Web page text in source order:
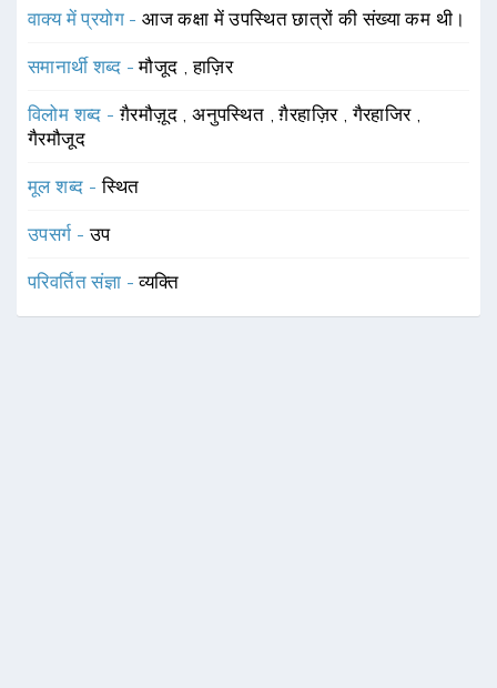
वाक्य में प्रयोग -आज कक्षा में उपस्थित छात्रों की संख्या कम थी।
समानार्थी शब्द -मौजूद ,हाज़िर
विलोम शब्द -ग़ैरमौज़ूद ,अनुपस्थित ,ग़ैरहाज़िर ,गैरहाजिर ,
गैरमौजूद
मूल शब्द -स्थित
उपसर्ग -उप
परिवर्तित संज्ञा -व्यक्ति